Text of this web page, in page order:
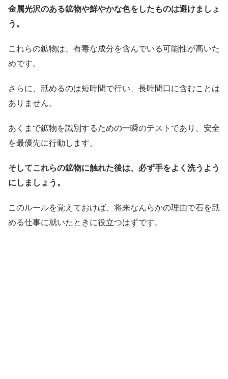
金属光沢のある鉱物や鮮やかな色をしたものは避けましょ
う。
これらの鉱物は、有毒な成分を含んでいる可能性が高いた
めです。
さらに、舐めるのは短時間で行い、長時間口に含むことは
ありません。
あくまで鉱物を識別するための一瞬のテストであり、安全
を最優先に行動します。
そしてこれらの鉱物に触れた後は、必ず手をよく洗うよう
にしましょう。
このルールを覚えておけば、将来なんらかの理由で石を舐
める仕事に就いたときに役立つはずです。